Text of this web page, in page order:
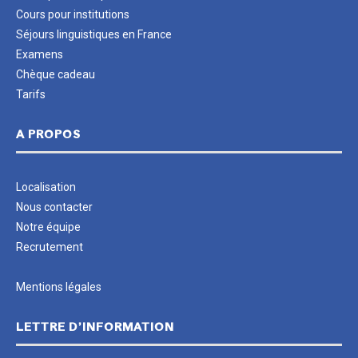
Cours pour institutions
Séjours linguistiques en France
Examens
Chèque cadeau
Tarifs
A PROPOS
Localisation
Nous contacter
Notre équipe
Recrutement
Mentions légales
LETTRE D’INFORMATION